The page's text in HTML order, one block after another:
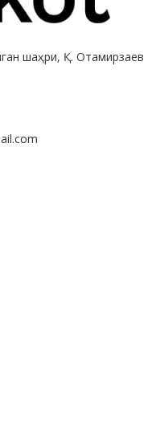
шаҳри, Қ. Отамирзаев